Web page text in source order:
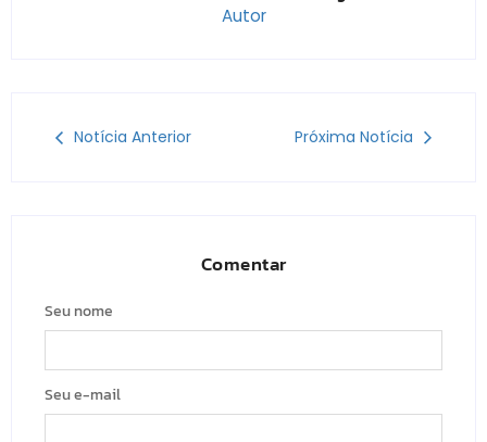
Autor
Notícia Anterior Próxima Notícia
Comentar
Seu nome
Seu e-mail